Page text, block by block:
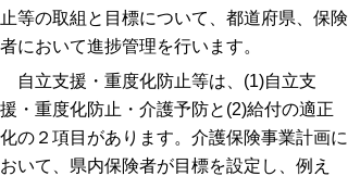
止等の取組と目標について、都道府県、保険
者において進捗管理を行います。
自立支援・重度化防止等は、(1)自立支
援・重度化防止・介護予防と(2)給付の適正
化の２項目があります。介護保険事業計画に
おいて、県内保険者が目標を設定し、例え